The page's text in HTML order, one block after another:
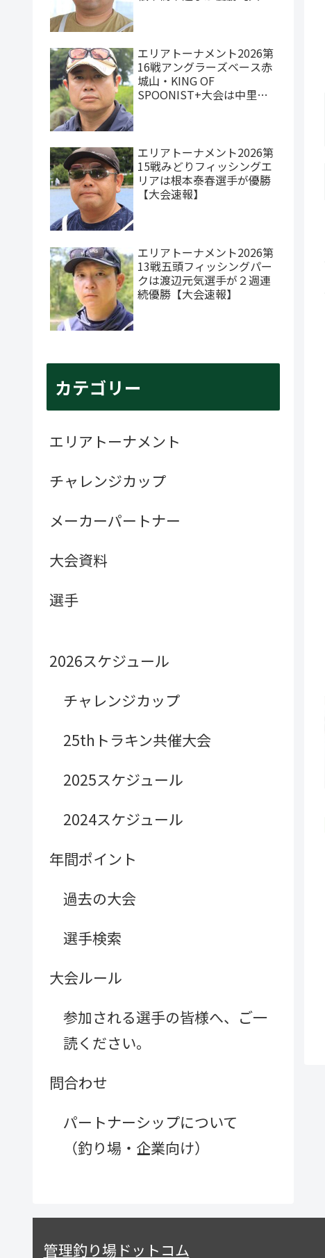
エリアトーナメント2026第
16戦アングラーズベース赤
城山・KING OF
SPOONIST+大会は中里元
エリアトーナメント2026第
15戦みどりフィッシングエ
リアは根本泰春選手が優勝
【大会速報】
エリアトーナメント2026第
13戦五頭フィッシングパー
クは渡辺元気選手が２週連
続優勝【大会速報】
カテゴリー
エリアトーナメント
チャレンジカップ
メーカーパートナー
大会資料
選手
2026スケジュール
チャレンジカップ
25thトラキン共催大会
2025スケジュール
2024スケジュール
年間ポイント
過去の大会
選手検索
大会ルール
参加される選手の皆様へ、ご一
読ください。
問合わせ
パートナーシップについて
（釣り場・企業向け）
管理釣り場ドットコム